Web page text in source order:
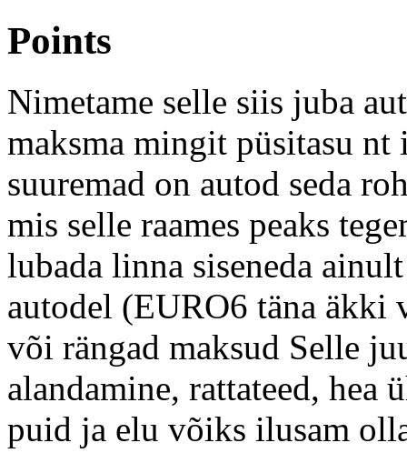
Points
Nimetame selle siis juba
maksma mingit püsitasu nt
suuremad on autod seda
mis selle raames peaks
lubada linna siseneda
autodel (EURO6 täna äkki
või rängad maksud Selle
alandamine, rattateed, hea
puid ja elu võiks ilusam